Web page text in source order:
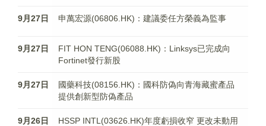
9月27日 申萬宏源(06806.HK)：建議委任方榮義為監事
9月27日
FIT HON TENG(06088.HK)：Linksys已完成向
Fortinet發行新股
9月27日
國藥科技(08156.HK)：國科防偽向青海藏蜜產品
提供創新型防偽產品
9月26日
HSSP INTL(03626.HK)年度虧損收窄 更改未動用